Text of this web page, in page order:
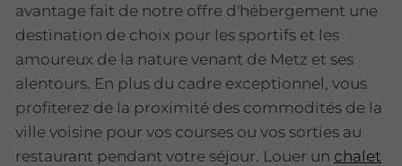
avantage fait de notre offre d'hébergement une
destination de choix pour les sportifs et les
amoureux de la nature venant de Metz et ses
alentours. En plus du cadre exceptionnel, vous
profiterez de la proximité des commodités de la
ville voisine pour vos courses ou vos sorties au
restaurant pendant votre séjour. Louer un chalet